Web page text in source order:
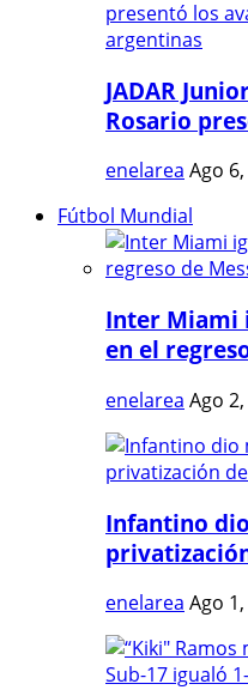
JADAR
Rosario
enelarea Ago
Fútbol Mundial
Inter Miami
en el
enelarea Ago
Infantino
enelarea Ago